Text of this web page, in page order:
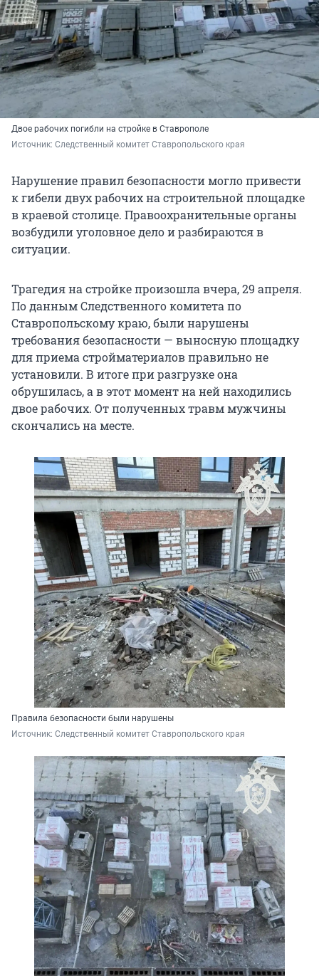
Двое рабочих погибли на стройке в Ставрополе
Источник: Следственный комитет Ставропольского края
Нарушение правил безопасности могло привести
к гибели двух рабочих на строительной площадке
в краевой столице. Правоохранительные органы
возбудили уголовное дело и разбираются в
ситуации.
Трагедия на стройке произошла вчера, 29 апреля.
По данным Следственного комитета по
Ставропольскому краю, были нарушены
требования безопасности — выносную площадку
для приема стройматериалов правильно не
установили. В итоге при разгрузке она
обрушилась, а в этот момент на ней находились
двое рабочих. От полученных травм мужчины
скончались на месте.
Правила безопасности были нарушены
Источник: Следственный комитет Ставропольского края